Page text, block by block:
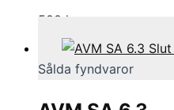
500 kr
Sålda fyndvaror